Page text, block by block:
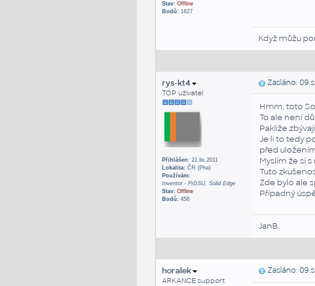
Stav: Offline
Bodů:1627
Když můžu
rys-kt4
TOP uživatel
Přihlášen:21.lis.2011
Lokalita:ČR (Pha)
Používám:
Inventor - PrDSU, Solid Edge
Stav: Offline
Bodů:456
Zasláno:
Hmm, toto
To ale není
Pakliže
Je li to tedy
před
Myslím že si
Tuto
Zde bylo ale
Případný
JanB.
horalek
ARKANCE support
Zasláno: